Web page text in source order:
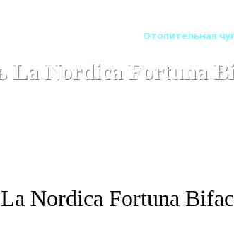
Отопительная
La Nordica Fortuna
La Nordica Fortuna